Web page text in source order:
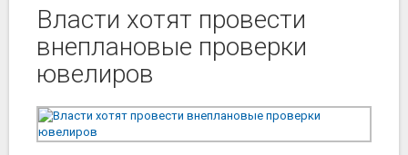
Власти хотят провести
внеплановые проверки
ювелиров